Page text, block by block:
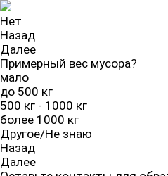
Нет
Назад
Далее
Примерный вес мусора?
мало
до 500 кг
500 кг - 1000 кг
более 1000 кг
Другое/Не знаю
Назад
Далее